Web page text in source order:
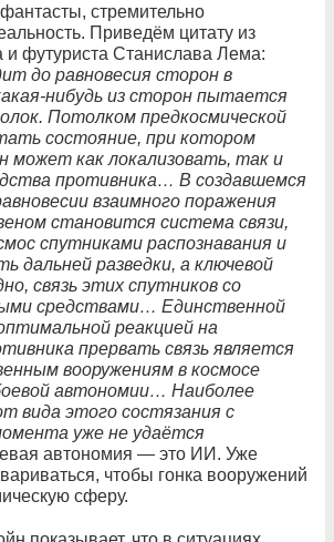
стремительно
Приведём цитату из
и футуриста Станислава Лема:
до равновесия сторон в
нибудь из сторон пытается
Потолком предкосмической
состояние, при котором
может как локализовать, так и
противника… В создавшемся
взаимного поражения
становится система связи,
спутниками распознавания и
дальней разведки, а ключевой
связь этих спутников со
средствами… Единственной
реакцией на
прервать связь является
вооружениям в космосе
автономии… Наиболее
вида этого состязания с
уже не удаётся
автономия — это ИИ. Уже
чтобы гонка вооружений
сферу.